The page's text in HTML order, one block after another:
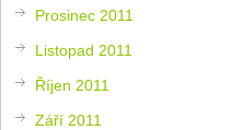
Prosinec 2011
Listopad 2011
Říjen 2011
Září 2011